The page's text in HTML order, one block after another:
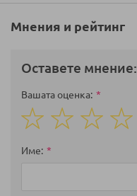
Мнения и рейтинг
Оставете мнение:
Вашата оценка
star
stars
stars
stars
stars
Име